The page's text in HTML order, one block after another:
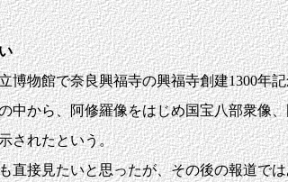
い
物館で奈良興福寺の興福寺創建1300年
から、阿修羅像をはじめ国宝八部衆像
されたという。
接見たいと思ったが、その後の報道で